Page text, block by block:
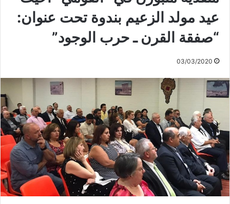
عيد مولد الزعيم بندوة تحت عنوان:
“صفقة القرن ـ حرب الوجود”
03/03/2020